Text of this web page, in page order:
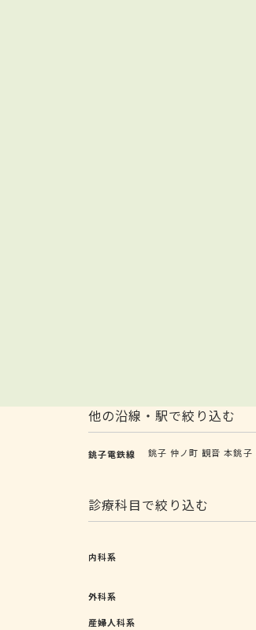
他の沿線・駅で絞り込む
銚子電鉄線 銚子 仲ノ町 観音 本銚子
診療科目で絞り込む
内科系
外科系
産婦人科系